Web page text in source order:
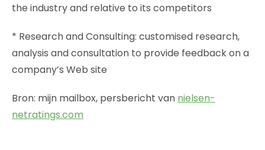
the industry and relative to its competitors
* Research and Consulting: customised research,
analysis and consultation to provide feedback on a
company’s Web site
Bron: mijn mailbox, persbericht van nielsen-
netratings.com